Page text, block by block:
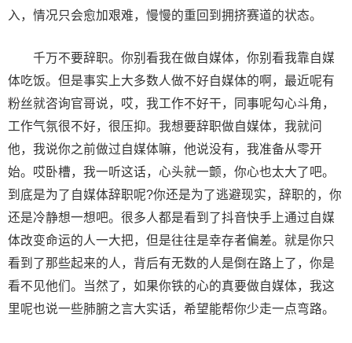
入，情况只会愈加艰难，慢慢的重回到拥挤赛道的状态。
千万不要辞职。你别看我在做自媒体，你别看我靠自媒
体吃饭。但是事实上大多数人做不好自媒体的啊，最近呢有
粉丝就咨询官哥说，哎，我工作不好干，同事呢勾心斗角，
工作气氛很不好，很压抑。我想要辞职做自媒体，我就问
他，我说你之前做过自媒体嘛，他说没有，我准备从零开
始。哎卧槽，我一听这话，心头就一颤，你心也太大了吧。
到底是为了自媒体辞职呢?你还是为了逃避现实，辞职的，你
还是冷静想一想吧。很多人都是看到了抖音快手上通过自媒
体改变命运的人一大把，但是往往是幸存者偏差。就是你只
看到了那些起来的人，背后有无数的人是倒在路上了，你是
看不见他们。当然了，如果你铁的心的真要做自媒体，我这
里呢也说一些肺腑之言大实话，希望能帮你少走一点弯路。